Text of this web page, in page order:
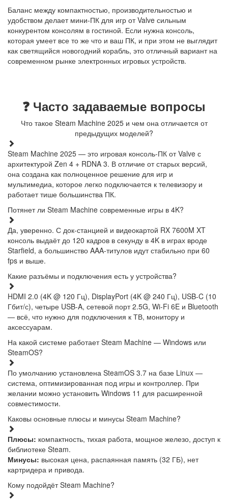
Баланс между компактностью, производительностью и
удобством делает мини-ПК для игр от Valve сильным
конкурентом консолям в гостиной. Если нужна консоль,
которая умеет все то же что и ваш ПК, и при этом не выглядит
как светящийся новогодний корабль, это отличный вариант на
современном рынке электронных игровых устройств.
❓ Часто задаваемые вопросы
Что такое Steam Machine 2025 и чем она отличается от
предыдущих моделей?
Steam Machine 2025 — это игровая консоль-ПК от Valve с
архитектурой Zen 4 + RDNA 3. В отличие от старых версий,
она создана как полноценное решение для игр и
мультимедиа, которое легко подключается к телевизору и
работает тише большинства ПК.
Потянет ли Steam Machine современные игры в 4K?
Да, уверенно. С док-станцией и видеокартой RX 7600M XT
консоль выдаёт до 120 кадров в секунду в 4K в играх вроде
Starfield, а большинство AAA-титулов идут стабильно при 60
fps и выше.
Какие разъёмы и подключения есть у устройства?
HDMI 2.0 (4K @ 120 Гц), DisplayPort (4K @ 240 Гц), USB-C (10
Гбит/с), четыре USB-A, сетевой порт 2.5G, Wi-Fi 6E и Bluetooth
— всё, что нужно для подключения к ТВ, монитору и
аксессуарам.
На какой системе работает Steam Machine — Windows или
SteamOS?
По умолчанию установлена SteamOS 3.7 на базе Linux —
система, оптимизированная под игры и контроллер. При
желании можно установить Windows 11 для расширенной
совместимости.
Каковы основные плюсы и минусы Steam Machine?
Плюсы: компактность, тихая работа, мощное железо, доступ к
библиотеке Steam.
Минусы: высокая цена, распаянная память (32 ГБ), нет
картридера и привода.
Кому подойдёт Steam Machine?